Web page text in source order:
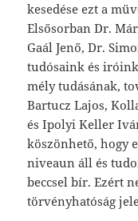
kesedése ezt a
Elsősorban Dr.
Gaál Jenő, Dr.
tudósaink és
mély tudásának,
Bartucz Lajos,
és Ipolyi Keller
köszönhető, hogy
niveaun áll és
beccsel bír. Ezért
törvényhatóság